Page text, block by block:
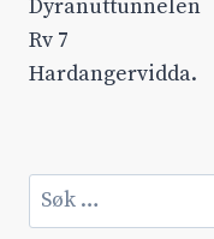
Dyranuttunnelen
Rv 7
Hardangervidda.
Søk
etter: